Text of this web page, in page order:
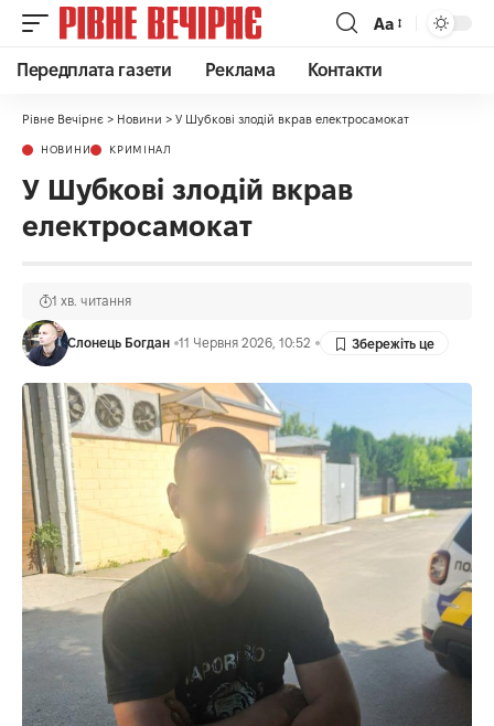
Аа
Передплата газети Реклама Контакти
Рівне Вечірнє > Новини > У Шубкові злодій вкрав електросамокат
НОВИНИ КРИМІНАЛ
У Шубкові злодій вкрав
електросамокат
Слонець Богдан 11 Червня 2026, 10:52
1 хв. читання